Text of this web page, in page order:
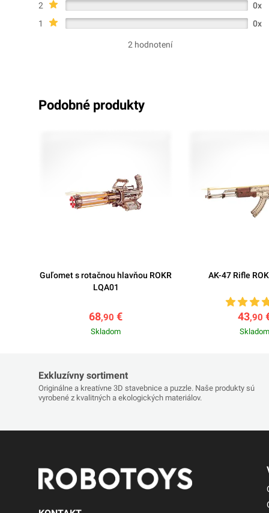
2
0x
1
0x
2 hodnotení
podobné produkty
Guľomet s rotačnou hlavňou ROKR
LQA01
68,90 €
Skladom
AK-47 Rifle
43,90
Skladom
Exkluzívny sortiment
Originálne a kreatívne 3D stavebnice a puzzle. Naše produkty sú
vyrobené z kvalitných a ekologických materiálov.